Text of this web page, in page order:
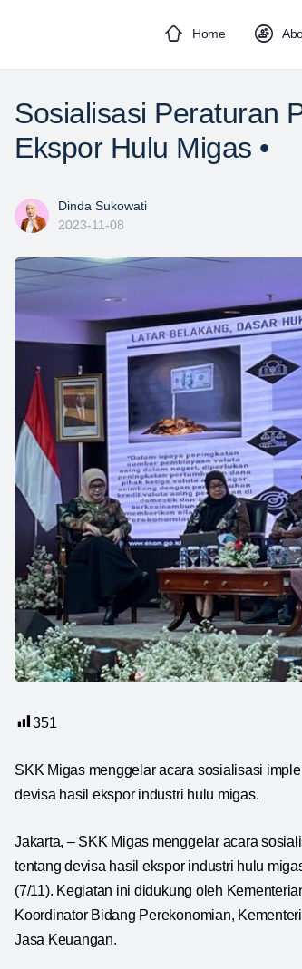
Home
Sosialisasi Peraturan
Ekspor Hulu Migas •
Dinda Sukowati
2023-11-08
351
SKK Migas menggelar acara sosialisasi
devisa hasil ekspor industri hulu migas.
Jakarta, – SKK Migas menggelar acara
tentang devisa hasil ekspor industri hulu
(7/11). Kegiatan ini didukung oleh
Koordinator Bidang Perekonomian,
Jasa Keuangan.